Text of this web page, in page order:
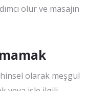
olur ve masajın
olarak meşgul